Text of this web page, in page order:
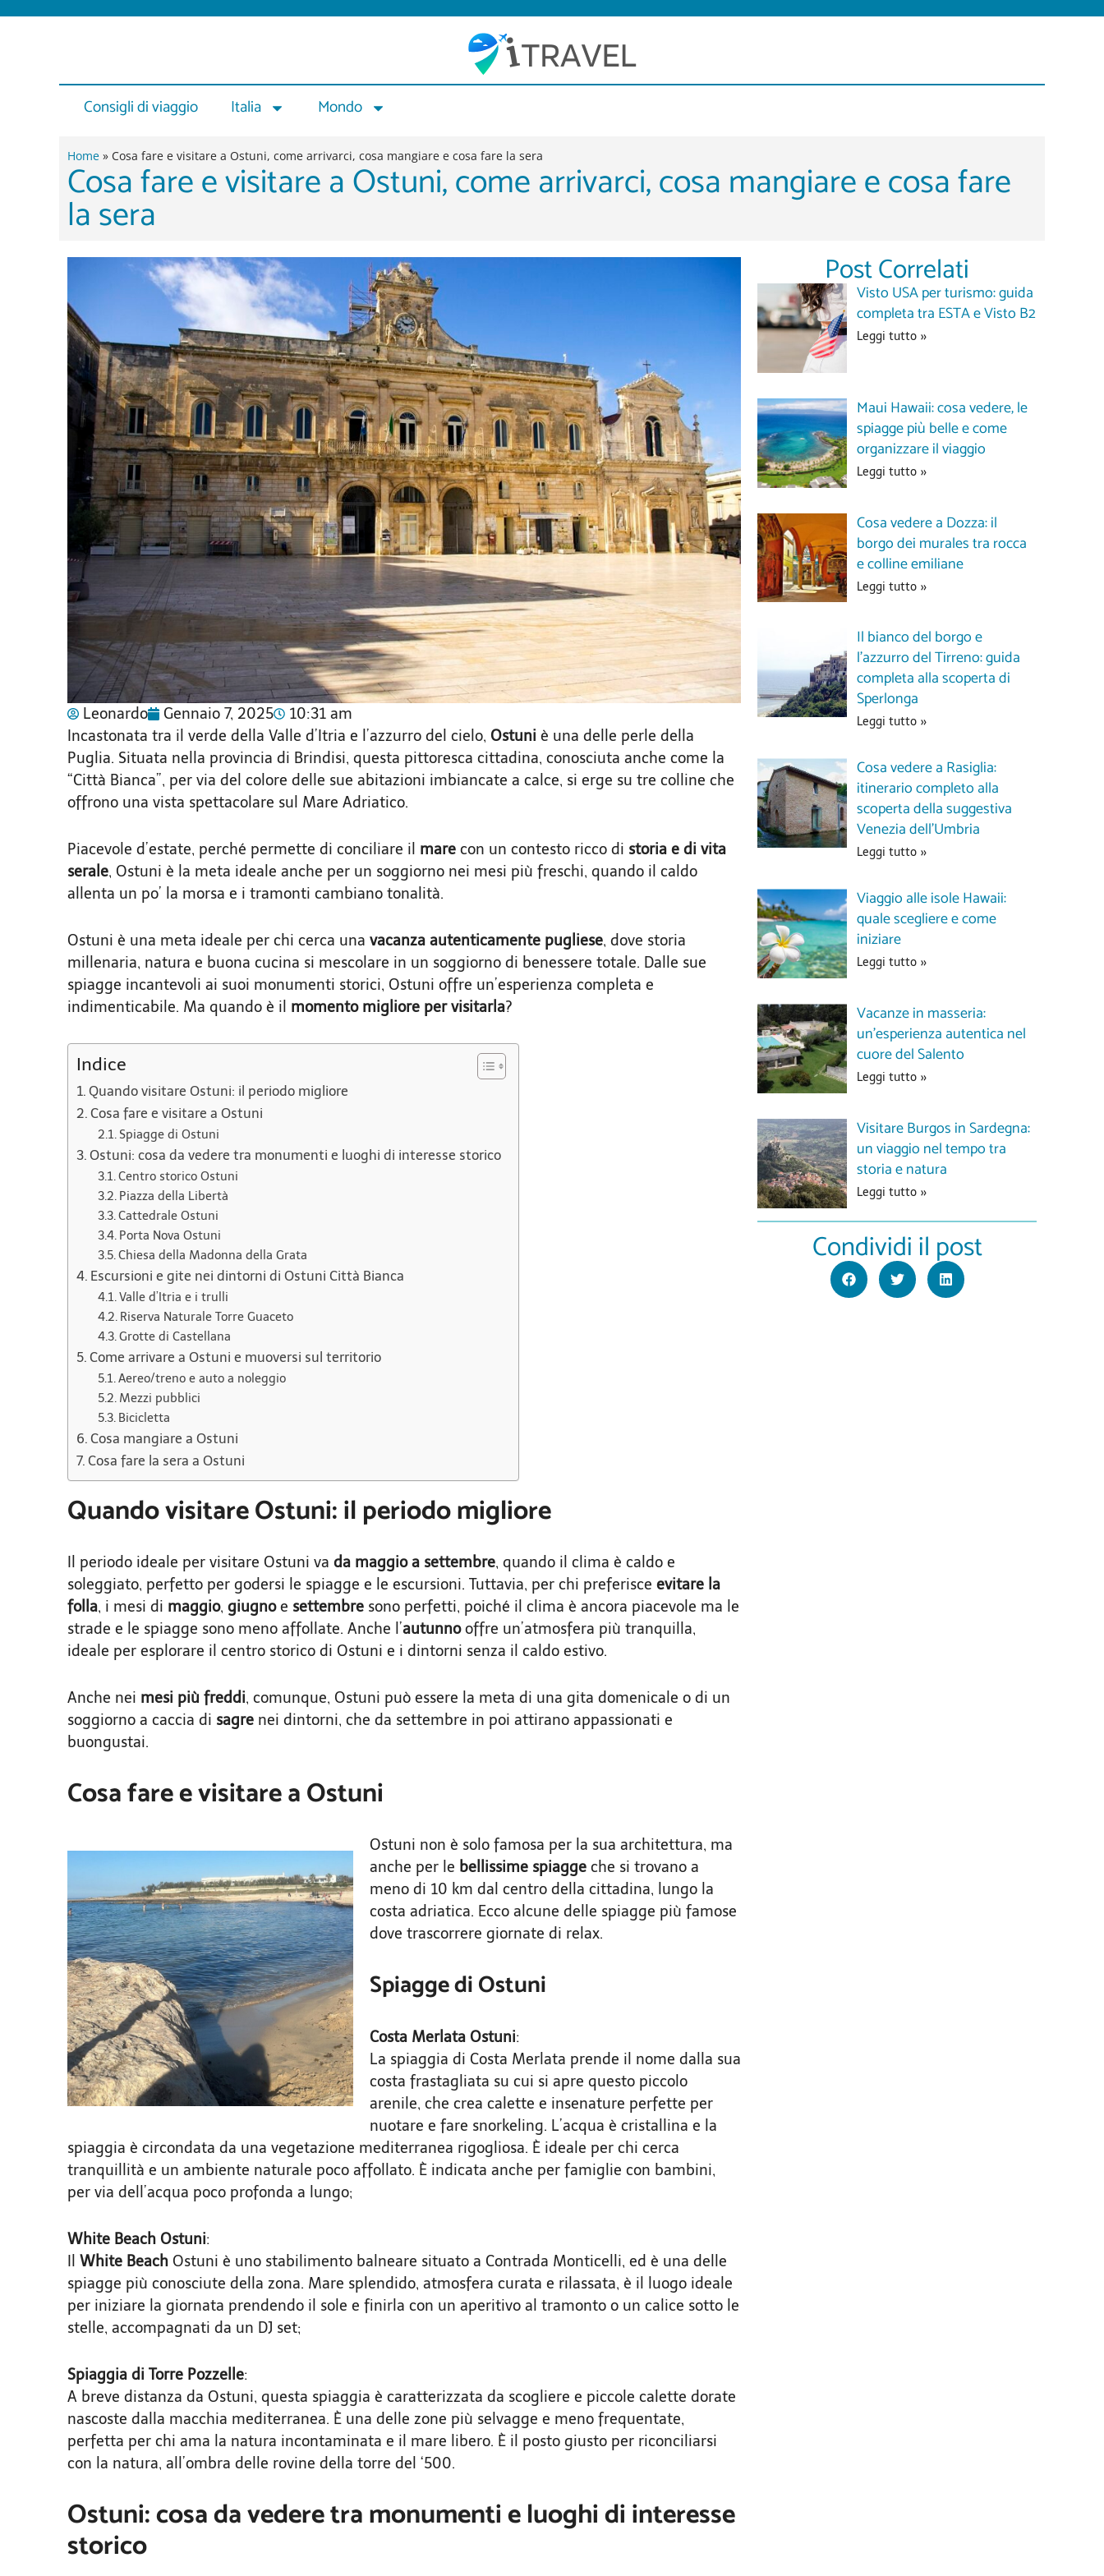
contenuto
Consigli di viaggio Italia Mondo
Home » Cosa fare e visitare a Ostuni, come arrivarci, cosa mangiare e cosa fare la sera
Cosa fare e visitare a Ostuni, come arrivarci, cosa mangiare e cosa fare
la sera
Leonardo Gennaio 7, 2025
10:31 am
Incastonata tra il verde della Valle d’Itria e l’azzurro del cielo, Ostuni è una delle perle della
Puglia. Situata nella provincia di Brindisi, questa pittoresca cittadina, conosciuta anche come la
“Città Bianca”, per via del colore delle sue abitazioni imbiancate a calce, si erge su tre colline che
offrono una vista spettacolare sul Mare Adriatico.
Piacevole d’estate, perché permette di conciliare il mare con un contesto ricco di storia e di vita
serale, Ostuni è la meta ideale anche per un soggiorno nei mesi più freschi, quando il caldo
allenta un po’ la morsa e i tramonti cambiano tonalità.
Ostuni è una meta ideale per chi cerca una vacanza autenticamente pugliese, dove storia
millenaria, natura e buona cucina si mescolare in un soggiorno di benessere totale. Dalle sue
spiagge incantevoli ai suoi monumenti storici, Ostuni offre un’esperienza completa e
indimenticabile. Ma quando è il momento migliore per visitarla?
Indice
Quando visitare Ostuni: il periodo migliore
Cosa fare e visitare a Ostuni
Spiagge di Ostuni
Ostuni: cosa da vedere tra monumenti e luoghi di interesse storico
Centro storico Ostuni
Piazza della Libertà
Cattedrale Ostuni
Porta Nova Ostuni
Chiesa della Madonna della Grata
Escursioni e gite nei dintorni di Ostuni Città Bianca
Valle d’Itria e i trulli
Riserva Naturale Torre Guaceto
Grotte di Castellana
Come arrivare a Ostuni e muoversi sul territorio
Aereo/treno e auto a noleggio
Mezzi pubblici
Bicicletta
Cosa mangiare a Ostuni
Cosa fare la sera a Ostuni
Quando visitare Ostuni: il periodo migliore
Il periodo ideale per visitare Ostuni va da maggio a settembre, quando il clima è caldo e
soleggiato, perfetto per godersi le spiagge e le escursioni. Tuttavia, per chi preferisce evitare la
folla, i mesi di maggio, giugnoe settembre sono perfetti, poiché il clima è ancora piacevole ma le
strade e le spiagge sono meno affollate. Anche l’autunnooffre un’atmosfera più tranquilla,
ideale per esplorare il centro storico di Ostuni e i dintorni senza il caldo estivo.
Anche nei mesi più freddi, comunque, Ostuni può essere la meta di una gita domenicale o di un
soggiorno a caccia di sagre nei dintorni, che da settembre in poi attirano appassionati e
buongustai.
Cosa fare e visitare a Ostuni
Ostuni non è solo famosa per la sua architettura, ma
anche per le bellissime spiagge che si trovano a
meno di 10 km dal centro della cittadina, lungo la
costa adriatica. Ecco alcune delle spiagge più famose
dove trascorrere giornate di relax.
Spiagge di Ostuni
Costa Merlata Ostuni:
La spiaggia di Costa Merlata prende il nome dalla sua
costa frastagliata su cui si apre questo piccolo
arenile, che crea calette e insenature perfette per
nuotare e fare snorkeling. L’acqua è cristallina e la
spiaggia è circondata da una vegetazione mediterranea rigogliosa. È ideale per chi cerca
tranquillità e un ambiente naturale poco affollato. È indicata anche per famiglie con bambini,
per via dell’acqua poco profonda a lungo;
White Beach Ostuni:
White Beach Ostuni è uno stabilimento balneare situato a Contrada Monticelli, ed è una delle
spiagge più conosciute della zona. Mare splendido, atmosfera curata e rilassata, è il luogo ideale
per iniziare la giornata prendendo il sole e finirla con un aperitivo al tramonto o un calice sotto le
stelle, accompagnati da un DJ set;
Spiaggia di Torre Pozzelle:
A breve distanza da Ostuni, questa spiaggia è caratterizzata da scogliere e piccole calette dorate
nascoste dalla macchia mediterranea. È una delle zone più selvagge e meno frequentate,
perfetta per chi ama la natura incontaminata e il mare libero. È il posto giusto per riconciliarsi
con la natura, all’ombra delle rovine della torre del ‘500.
Ostuni: cosa da vedere tra monumenti e luoghi di interesse
storico
Post Correlati
Visto USA per turismo: guida
completa tra ESTA e Visto B2
Leggi tutto »
Maui Hawaii: cosa vedere, le
spiagge più belle e come
organizzare il viaggio
Leggi tutto »
Cosa vedere a Dozza: il
borgo dei murales tra rocca
e colline emiliane
Leggi tutto »
Il bianco del borgo e
l’azzurro del Tirreno: guida
completa alla scoperta di
Sperlonga
Leggi tutto »
Cosa vedere a Rasiglia:
itinerario completo alla
scoperta della suggestiva
Venezia dell’Umbria
Leggi tutto »
Viaggio alle isole Hawaii:
quale scegliere e come
iniziare
Leggi tutto »
Vacanze in masseria:
un’esperienza autentica nel
cuore del Salento
Leggi tutto »
Visitare Burgos in Sardegna:
un viaggio nel tempo tra
storia e natura
Leggi tutto »
Condividi il post